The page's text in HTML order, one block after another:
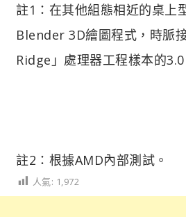
註1：在其他組態相近的桌上
Blender 3D繪圖程式，時脈
Ridge」處理器工程樣本的3.0
註2：根據AMD內部測試。
人氣: 1,972